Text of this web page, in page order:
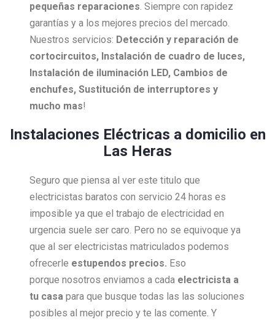
pequeñas reparaciones. Siempre con rapidez
garantías y a los mejores precios del mercado.
Nuestros servicios: Detección y reparación de
cortocircuitos, Instalación de cuadro de luces,
Instalación de iluminación LED, Cambios de
enchufes, Sustitución de interruptores y
mucho mas!
Instalaciones Eléctricas a domicilio en
Las Heras
Seguro que piensa al ver este titulo que
electricistas baratos con servicio 24 horas es
imposible ya que el trabajo de electricidad en
urgencia suele ser caro. Pero no se equivoque ya
que al ser electricistas matriculados podemos
ofrecerle estupendos precios. Eso
porque nosotros enviamos a cada electricista a
tu casa para que busque todas las las soluciones
posibles al mejor precio y te las comente. Y